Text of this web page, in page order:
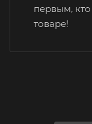
первым,
товаре!